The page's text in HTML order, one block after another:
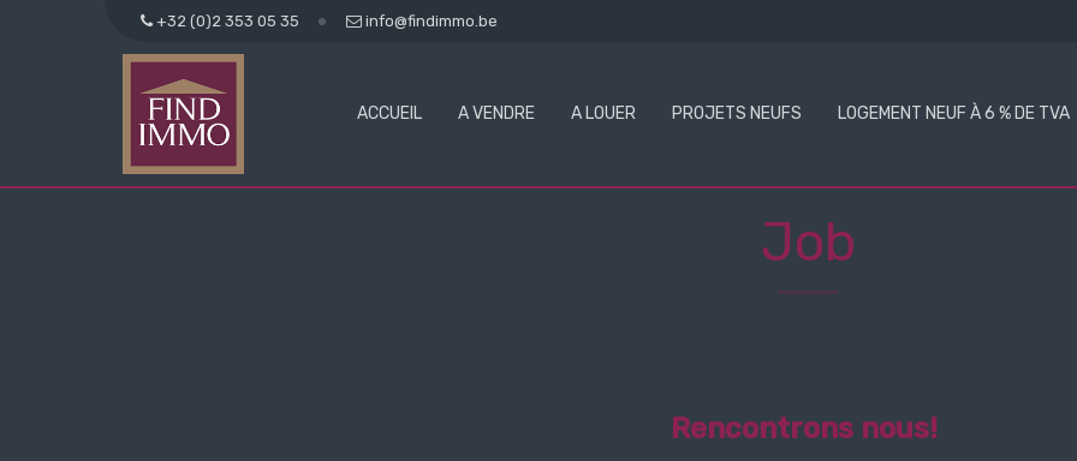
+32 (0)2 353 05 35 info@findimmo.be
ACCUEIL A VENDRE A LOUER PROJETS NEUFS LOGEMENT NEUF À 6 % DE TVA
Job
Rencontrons nous!